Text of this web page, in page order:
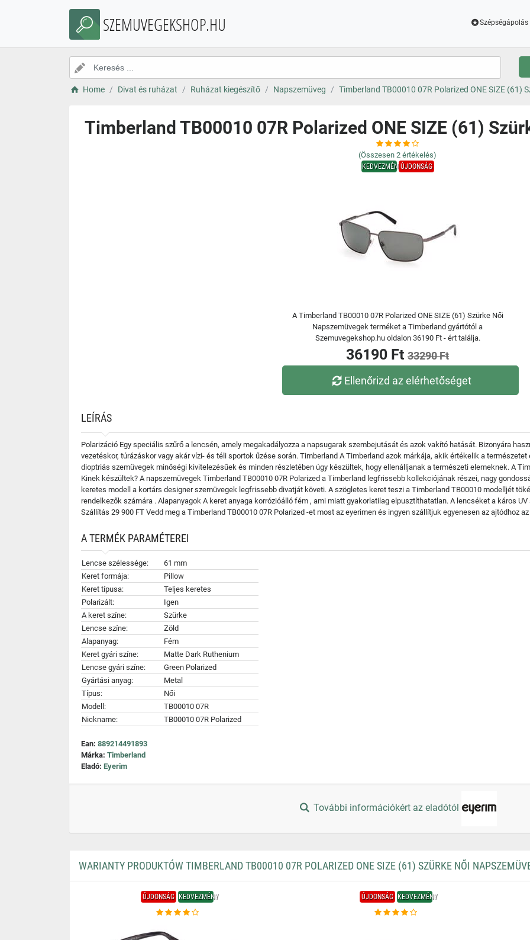
SZEMUVEGEKSHOP.HU Szépségápolás
Home Divat és ruházat Ruházat kiegészítő Napszemüveg Timberland TB00010 07R Polarized ONE SIZE (61)
Timberland TB00010 07R Polarized ONE SIZE (61)
(Összesen 2 értékelés)
KEDVEZMÉNYÚJDONSÁG
A Timberland TB00010 07R Polarized ONE SIZE (61) Szürke Női
Napszemüvegek terméket a Timberland gyártótól a
Szemuvegekshop.hu oldalon 36190 Ft - ért találja.
36190 Ft 33290 Ft
Ellenőrizd az elérhetőséget
LEÍRÁS
Polarizáció Egy speciális szűrő a lencsén, amely megakadályozza a napsugarak szembejutását és azok vakító hatását. Bizonyára
vezetéskor, túrázáskor vagy akár vízi- és téli sportok űzése során. Timberland A Timberland azok márkája, akik értékelik a
dioptriás szemüvegek minőségi kivitelezésűek és minden részletében úgy készültek, hogy ellenálljanak a természeti elemeknek. A
Kinek készültek? A napszemüvegek Timberland TB00010 07R Polarized a Timberland legfrissebb kollekciójának részei, nagy
keretes modell a kortárs designer szemüvegek legfrissebb divatját követi. A szögletes keret teszi a Timberland TB00010 modelljét
rendelkezők számára . Alapanyagok A keret anyaga korrózióálló fém , ami miatt gyakorlatilag elpusztíthatatlan. A lencséket a káros
Szállítás 29 900 FT Vedd meg a Timberland TB00010 07R Polarized -et most az eyerimen és ingyen szállítjuk egyenesen az ajtódhoz
A TERMÉK PARAMÉTEREI
Lencse szélessége:
61 mm
Keret formája:
Pillow
Keret típusa:
Teljes keretes
Polarizált:
Igen
A keret színe:
Szürke
Lencse színe:
Zöld
Alapanyag:
Fém
Keret gyári színe:
Matte Dark Ruthenium
Lencse gyári színe:
Green Polarized
Gyártási anyag:
Metal
Típus:
Női
Modell:
TB00010 07R
Nickname:
TB00010 07R Polarized
Ean: 889214491893
Márka: Timberland
Eladó: Eyerim
További információkért az eladótól
WARIANTY PRODUKTÓW TIMBERLAND TB00010 07R POLARIZED ONE SIZE (61) SZÜRKE NŐI
ÚJDONSÁG KEDVEZMÉNY ÚJDONSÁG KEDVEZMÉNY